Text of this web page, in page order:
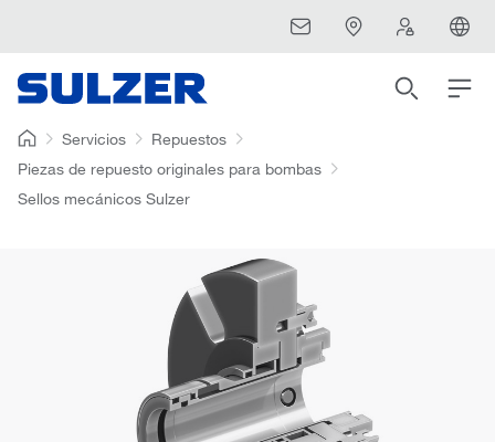
Servicios
Repuestos
Piezas de repuesto originales para bombas
Sellos mecánicos Sulzer